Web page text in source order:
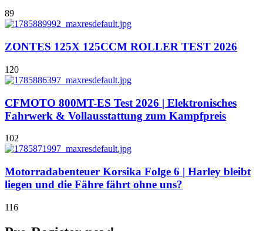
89
ZONTES 125X 125CCM ROLLER TEST 2026
120
CFMOTO 800MT-ES Test 2026 | Elektronisches
Fahrwerk & Vollausstattung zum Kampfpreis
102
Motorradabenteuer Korsika Folge 6 | Harley bleibt
liegen und die Fähre fährt ohne uns?
116